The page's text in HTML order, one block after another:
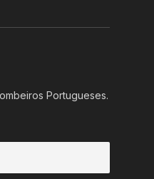
Portugueses.